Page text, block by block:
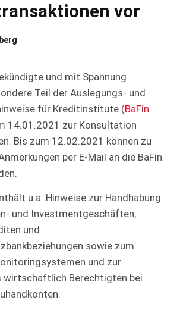
vor
und mit Spannung
Teil der Auslegungs- und
für Kreditinstitute (BaFin
14.01.2021 zur Konsultation
Bis zum 12.02.2021 können zu
per E-Mail an die BaFin
u.a. Hinweise zur Handhabung
und Investmentgeschäften,
und
sowie zum
und zur
wirtschaftlich Berechtigten bei